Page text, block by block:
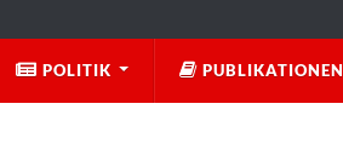
POLITIK PUBLIKATIONEN